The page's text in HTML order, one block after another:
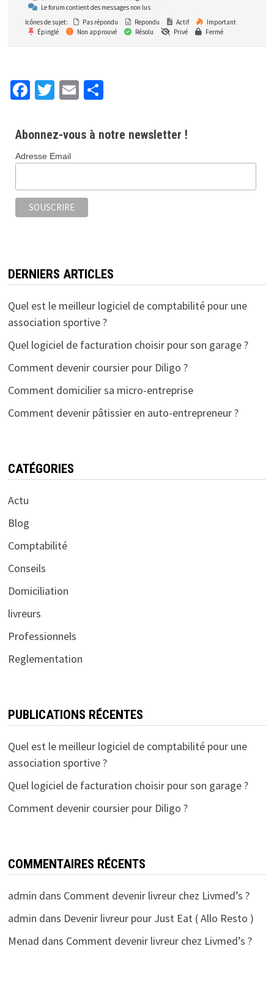
Le forum contient des messages non lus
Icônes de sujet:
Pas répondu Repondu Actif
Important
Épinglé
Non approuvé Résolu Privé Fermé
Fa
b
o
o
k
T
tt
er
E
ai
P
ta
r
Abonnez-vous à notre newsletter !
Adresse Email
DERNIERS ARTICLES
Quel est le meilleur logiciel de comptabilité pour une
association sportive ?
Quel logiciel de facturation choisir pour son garage ?
Comment devenir coursier pour Diligo ?
Comment domicilier sa micro-entreprise
Comment devenir pâtissier en auto-entrepreneur ?
CATÉGORIES
Actu
Blog
Comptabilité
Conseils
Domiciliation
livreurs
Professionnels
Reglementation
PUBLICATIONS RÉCENTES
Quel est le meilleur logiciel de comptabilité pour une
association sportive ?
Quel logiciel de facturation choisir pour son garage ?
Comment devenir coursier pour Diligo ?
COMMENTAIRES RÉCENTS
admin dans Comment devenir livreur chez Livmed’s ?
admin dans Devenir livreur pour Just Eat ( Allo Resto )
Menad dans Comment devenir livreur chez Livmed’s ?